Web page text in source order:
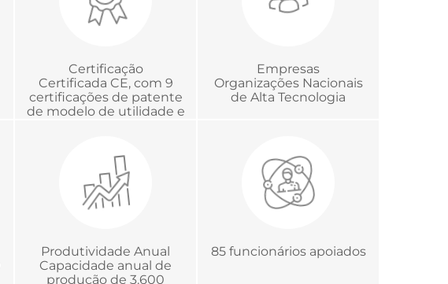
Certificação
Certificada CE, com 9
certificações de patente
de modelo de utilidade e
em Metrologia.
Empresas
Organizações Nacionais
de Alta Tecnologia
Produtividade Anual
Capacidade anual de
produção de 3.600
85 funcionários apoiados